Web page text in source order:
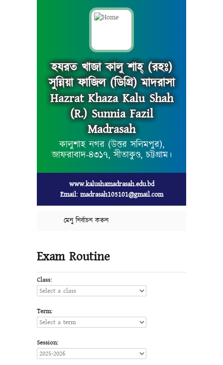
হযরত খাজা কালু শাহ্ (রহঃ)
সুন্নিয়া ফাজিল (ডিগ্রি) মাদরাসা
Hazrat Khaza Kalu Shah
(R.) Sunnia Fazil
Madrasah
কালুশাহ নগর (উত্তর সলিমপুর),
জাফরাবাদ-৪৩১৭, সীতাকুণ্ড, চট্টগ্রাম।
www.kalushamadrasah.edu.bd
Email: madrasah105101@gmail.com
মেনু নির্বাচন করুন
Exam Routine
Class:
Term:
Session: